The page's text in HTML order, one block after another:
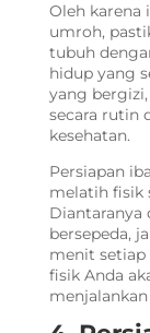
Oleh karena
umroh,
tubuh
hidup yang
yang
secara rutin
kesehatan.
Persiapan
melatih fisik
Diantaranya
bersepeda,
menit setiap
fisik Anda